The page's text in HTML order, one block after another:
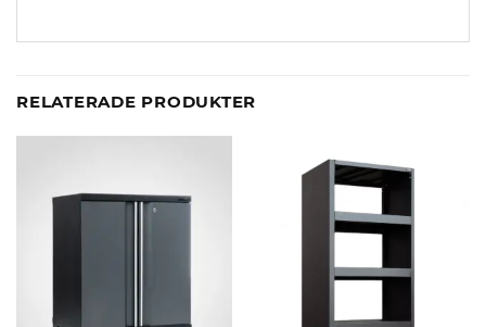
RELATERADE PRODUKTER